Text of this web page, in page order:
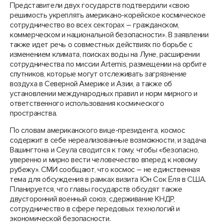
Представители двух государств подтвердили «свою
решимость укреплять американо-корейское космическое
сотрудничество во всех секторах – гражданском,
коммерческом и национальной безопасности». В заявлении
также идет речь о совместных действиях по борьбе с
изменением климата, поисках воды на Луне, расширении
сотрудничества по миссии Artemis, размещении на орбите
спутников, которые могут отслеживать загрязнение
воздуха в Северной Америке и Азии, а также об
установлении международных правил и норм мирного и
ответственного использования космического
пространства.
По словам американского вице-президента, космос
содержит в себе нереализованные возможности, и задача
Вашингтона и Сеула сводится к тому, чтобы «безопасно,
уверенно и мирно вести человечество вперед к новому
рубежу». СМИ сообщают, что космос – не единственная
тема для обсуждения в рамках визита Юн Сок Ёля в США.
Планируется, что главы государств обсудят также
двусторонний военный союз, сдерживание КНДР,
сотрудничество в сфере передовых технологий и
экономической безопасности.